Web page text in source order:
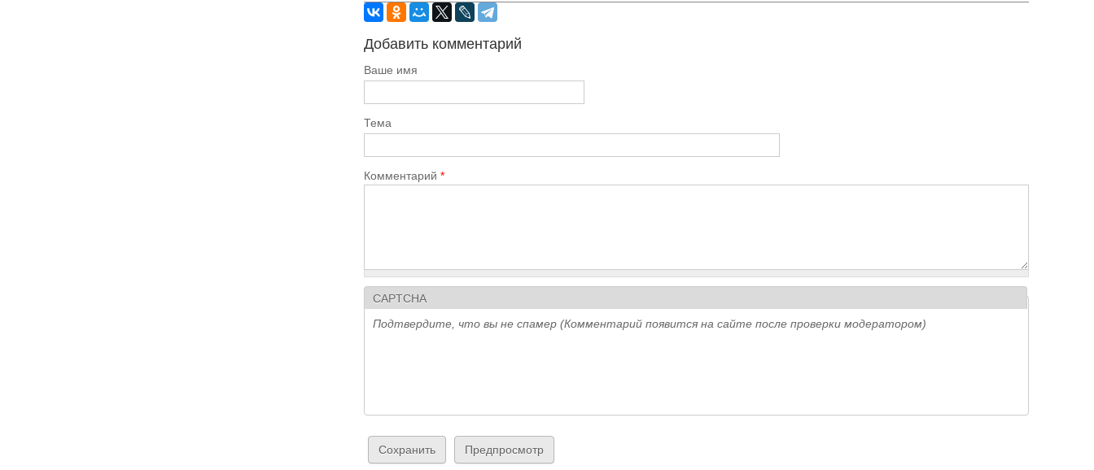
Добавить комментарий
Ваше имя
Тема
Комментарий*
CAPTCHA
Подтвердите, что вы не спамер (Комментарий появится на сайте после проверки модератором)